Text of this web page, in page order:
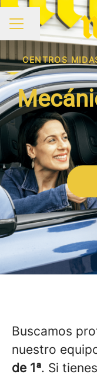
MENÚ DE EMPLEO
Compartir
CENTROS
Buscamos
nuestro
de 1ª. Si